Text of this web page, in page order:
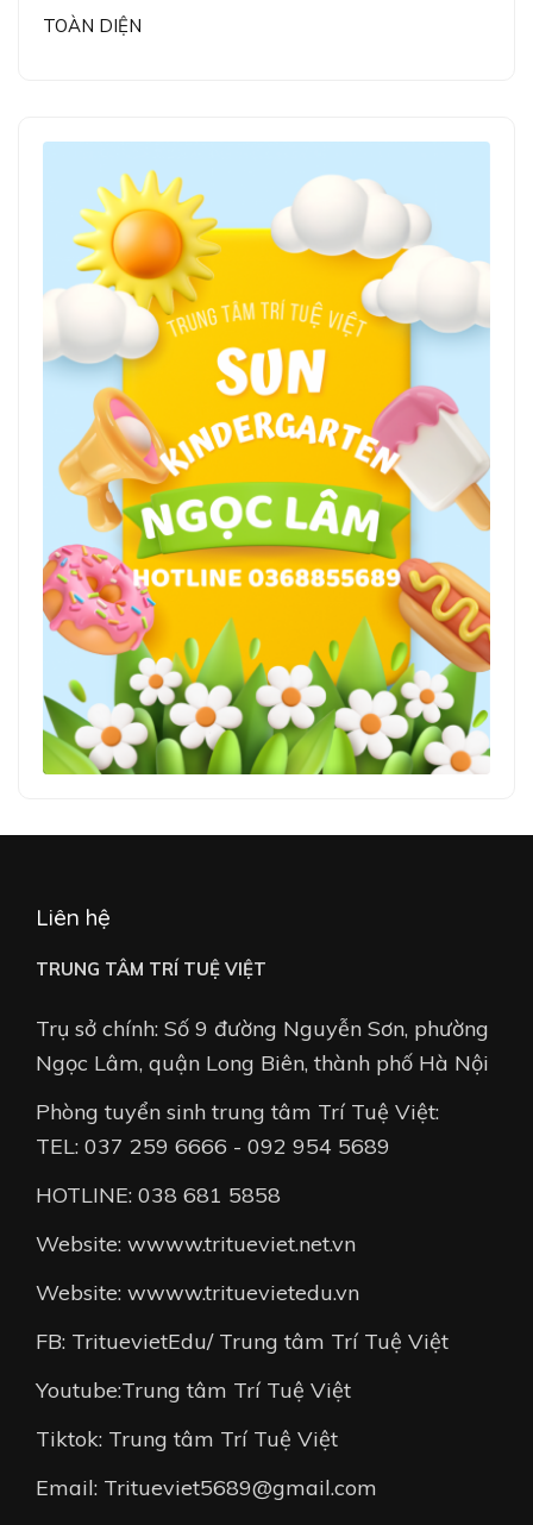
TOÀN DIỆN
Liên hệ
TRUNG TÂM TRÍ TUỆ VIỆT
Trụ sở chính: Số 9 đường Nguyễn Sơn, phường
Ngọc Lâm, quận Long Biên, thành phố Hà Nội
Phòng tuyển sinh trung tâm Trí Tuệ Việt:
TEL: 037 259 6666 - 092 954 5689
HOTLINE: 038 681 5858
Website: wwww.tritueviet.net.vn
Website: wwww.trituevietedu.vn
FB: TrituevietEdu/ Trung tâm Trí Tuệ Việt
Youtube:Trung tâm Trí Tuệ Việt
Tiktok: Trung tâm Trí Tuệ Việt
Email: Tritueviet5689@gmail.com